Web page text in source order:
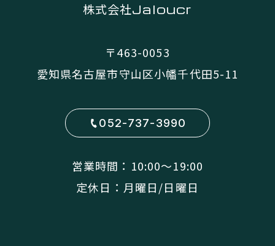
株式会社Jaloucr
〒463-0053
愛知県名古屋市守山区小幡千代田5-11
052-737-3990
営業時間：10:00〜19:00
定休日：月曜日/日曜日